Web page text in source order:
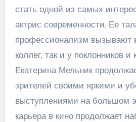
стать одной из самых
актрис современности. Ее
профессионализм вызывают
коллег, так и у поклонников и
Екатерина Мельник
зрителей своими яркими и
выступлениями на большом
карьера в кино продолжает